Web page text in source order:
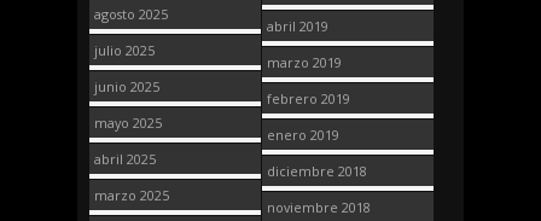
agosto 2025
julio 2025
junio 2025
mayo 2025
abril 2025
marzo 2025
abril 2019
marzo 2019
febrero 2019
enero 2019
diciembre 2018
noviembre 2018